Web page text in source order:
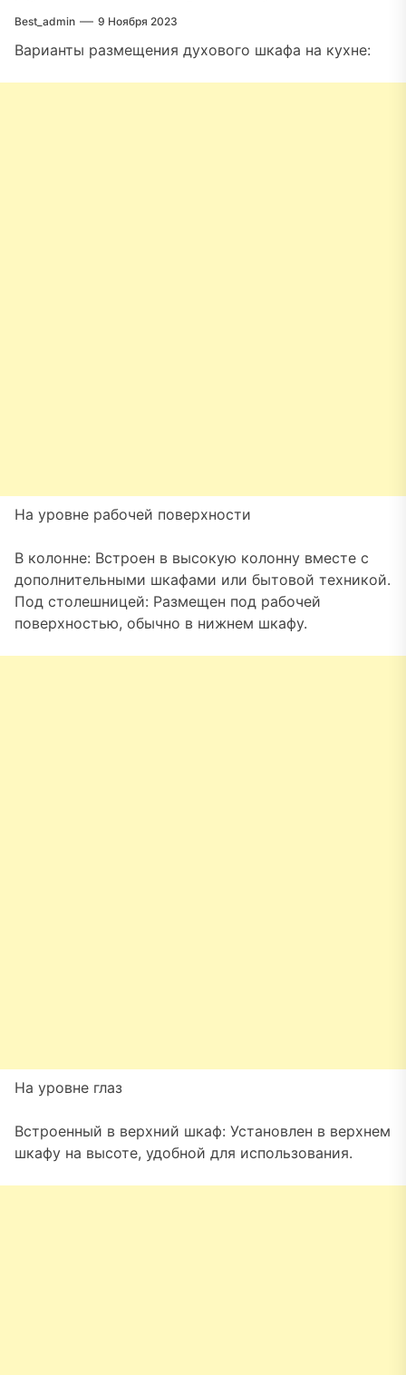
Best_admin 9 Ноября 2023
Варианты размещения духового шкафа на кухне:
На уровне рабочей поверхности
В колонне: Встроен в высокую колонну вместе с
дополнительными шкафами или бытовой техникой.
Под столешницей: Размещен под рабочей
поверхностью, обычно в нижнем шкафу.
На уровне глаз
Встроенный в верхний шкаф: Установлен в верхнем
шкафу на высоте, удобной для использования.